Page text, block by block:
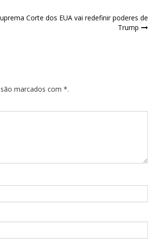
Corte dos EUA vai redefinir poderes de
Trump
marcados com *.